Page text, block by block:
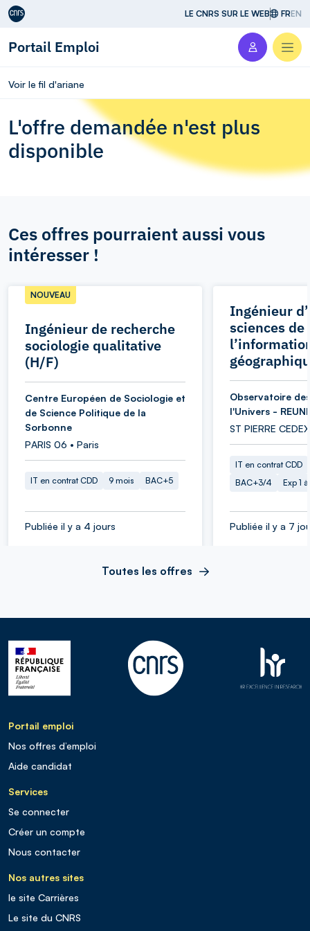
Aller au contenu LE CNRS SUR LE WEB FREN
Portail Emploi
Voir le fil d'ariane
L'offre demandée n'est plus
disponible
Ces offres pourraient aussi vous
intéresser !
Ingénieur de recherche
sociologie qualitative
(H/F)
NOUVEAU
Centre Européen de Sociologie et
de Science Politique de la
Sorbonne
PARIS 06 • Paris
IT en contrat CDD 9 mois BAC+5
Publiée il y a 4 jours
Ingénieur
sciences de
Observatoire
l'Univers -
ST PIERRE
IT en contrat CDD
BAC+3/4
Exp 1
Publiée il y a 7
Toutes les offres
Portail emploi
Nos offres d’emploi
Aide candidat
Services
Se connecter
Créer un compte
Nous contacter
Nos autres sites
le site Carrières
Le site du CNRS